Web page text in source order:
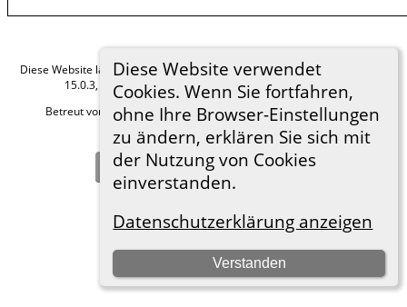
Diese Website verwendet
Cookies. Wenn Sie fortfahren,
ohne Ihre Browser-Einstellungen
zu ändern, erklären Sie sich mit
der Nutzung von Cookies
einverstanden.
Datenschutzerklärung anzeigen
Verstanden
Diese Website läuft mitThe Next Generation of Genealogy Sitebuilding
15.0.3, programmiert von Darrin Lythgoe © 2001-2026.
Betreut von
Roland zu Dortmund e.V.. |Datenschutzerklärung.
Hier geht es zum Impressum
Zur Desktop-Webseite wechseln